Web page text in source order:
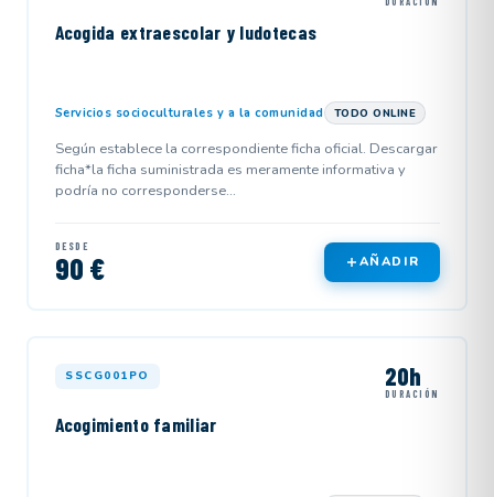
Acogida extraescolar y ludotecas
Servicios socioculturales y a la comunidad TODO ONLINE
Según establece la correspondiente ficha oficial. Descargar
ficha*la ficha suministrada es meramente informativa y
podría no corresponderse...
DESDE
90 € AÑADIR
SSCG001PO 20h
DURACIÓN
Acogimiento familiar